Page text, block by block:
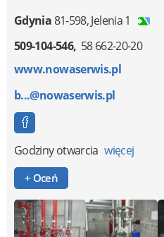
Gdynia81-598,Jelenia 1
509-104-546 58 662-20-20
www.nowaserwis.pl
b...@nowaserwis.pl
Godziny otwarcia więcej
+ Oceń